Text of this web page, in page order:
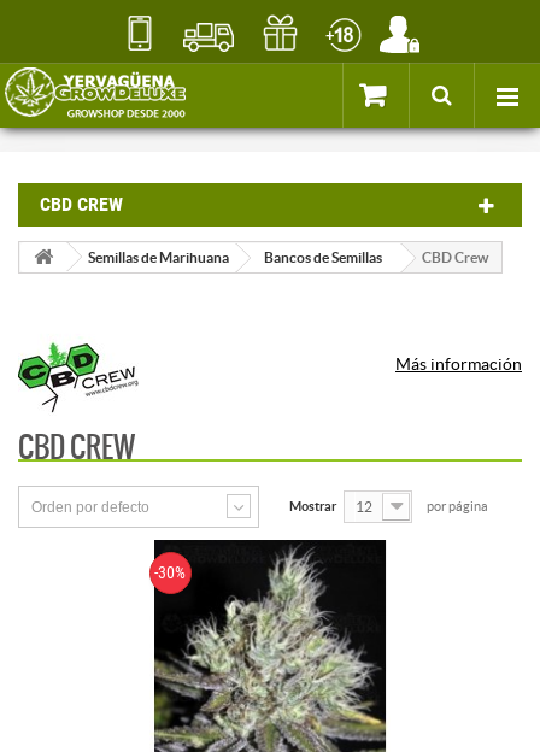
CBD CREW
Semillas de Marihuana Bancos de Semillas CBD Crew
CBD CREW
Más información
Orden por defecto Mostrar 12 por página
-30%